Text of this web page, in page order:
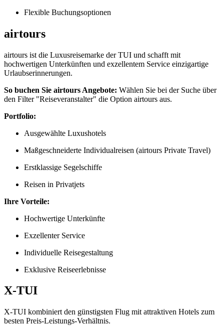
Flexible Buchungsoptionen
airtours
airtours ist die Luxusreisemarke der TUI und schafft mit
hochwertigen Unterkünften und exzellentem Service einzigartige
Urlaubserinnerungen.
So buchen Sie airtours Angebote: Wählen Sie bei der Suche über
den Filter "Reiseveranstalter" die Option airtours aus.
Portfolio:
Ausgewählte Luxushotels
Maßgeschneiderte Individualreisen (airtours Private Travel)
Erstklassige Segelschiffe
Reisen in Privatjets
Ihre Vorteile:
Hochwertige Unterkünfte
Exzellenter Service
Individuelle Reisegestaltung
Exklusive Reiseerlebnisse
X-TUI
X-TUI kombiniert den günstigsten Flug mit attraktiven Hotels zum
besten Preis-Leistungs-Verhältnis.